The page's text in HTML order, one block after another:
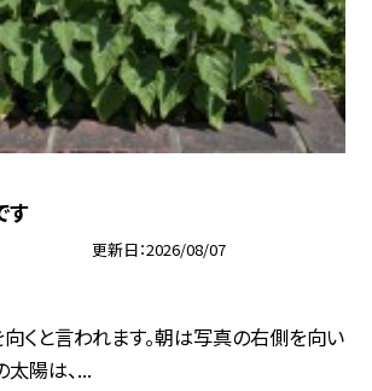
す
更新日 2026/08/07
くと言われます。朝は写真の右側を向い
太陽は、...